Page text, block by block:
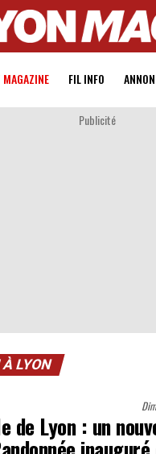
FIL INFO
Publicité
À LYON
de Lyon : un